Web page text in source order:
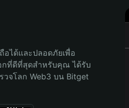
อได้และปลอดภัยเพื่อ
กที่ดีที่สุดสำหรับคุณ ได้รับ
จโลก Web3 บน Bitget